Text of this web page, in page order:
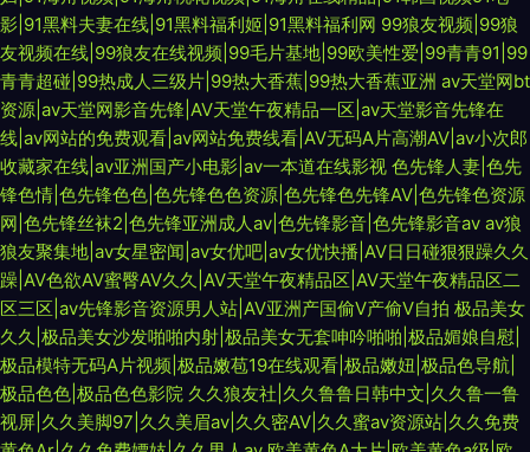
影|91黑料夫妻在线|91黑料福利姬|91黑料福利网 99狼友视频|99狼
友视频在线|99狼友在线视频|99毛片基地|99欧美性爱|99青青91|99
青青超碰|99热成人三级片|99热大香蕉|99热大香蕉亚洲 av天堂网bt
资源|av天堂网影音先锋|AV天堂午夜精品一区|av天堂影音先锋在
线|av网站的免费观看|av网站免费线看|AV无码A片高潮AV|av小次郎
收藏家在线|av亚洲国产小电影|av一本道在线影视 色先锋人妻|色先
锋色情|色先锋色色|色先锋色色资源|色先锋色先锋AV|色先锋色资源
网|色先锋丝袜2|色先锋亚洲成人av|色先锋影音|色先锋影音av av狼
狼友聚集地|av女星密闻|av女优吧|av女优快播|AV日日碰狠狠躁久久
躁|AV色欲AV蜜臀AV久久|AV天堂午夜精品区|AV天堂午夜精品区二
区三区|av先锋影音资源男人站|AV亚洲产国偷V产偷V自拍 极品美女
久久|极品美女沙发啪啪内射|极品美女无套呻吟啪啪|极品媚娘自慰|
极品模特无码A片视频|极品嫩苞19在线观看|极品嫩妞|极品色导航|
极品色色|极品色色影院 久久狼友社|久久鲁鲁日韩中文|久久鲁一鲁
视屏|久久美脚97|久久美眉av|久久密AV|久久蜜av资源站|久久免费